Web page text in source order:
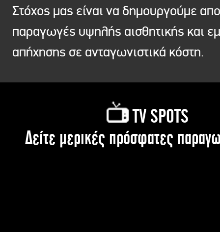
Στόχος μας είναι να δημουργούμε
παραγωγές υψηλής αισθητικής και
απήχησης σε ανταγωνιστικά κόστη.
TV SPOTS
Δείτε μερικές πρόσφατες